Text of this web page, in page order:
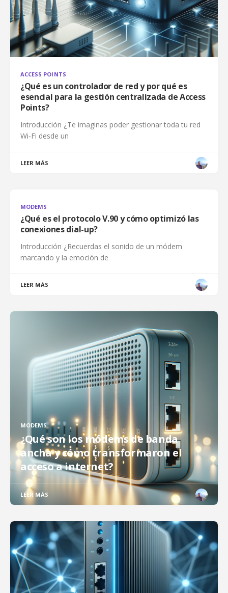
ACCESS POINTS
¿Qué es un controlador de red y por qué es
esencial para la gestión centralizada de Access
Points?
Introducción ¿Te imaginas poder gestionar toda tu red
Wi‑Fi desde un
LEER MÁS
MODEMS
¿Qué es el protocolo V.90 y cómo optimizó las
conexiones dial-up?
Introducción ¿Recuerdas el sonido de un módem
marcando y la emoción de
LEER MÁS
MODEMS
¿Qué son los módems de banda
ancha y cómo transformaron el
acceso a internet?
LEER MÁS